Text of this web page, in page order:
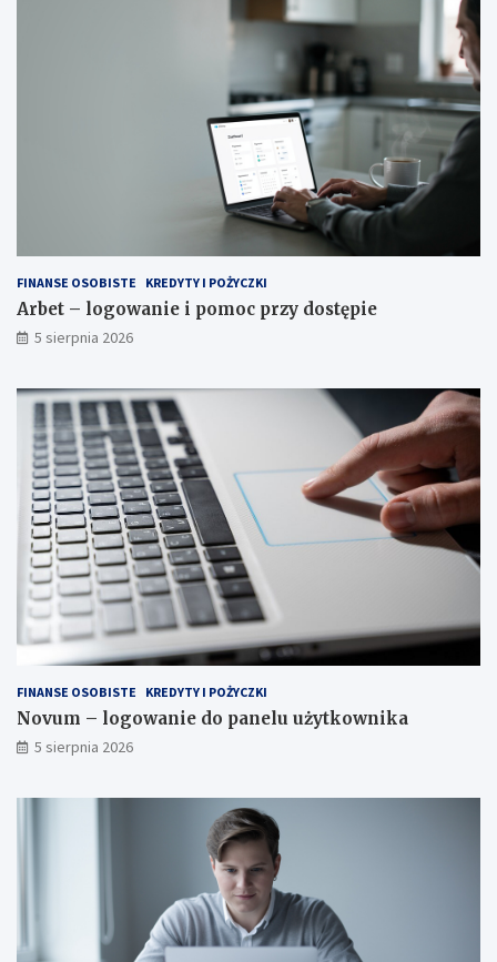
FINANSE OSOBISTE KREDYTY I POŻYCZKI
Arbet – logowanie i pomoc przy dostępie
5 sierpnia 2026
FINANSE OSOBISTE KREDYTY I POŻYCZKI
Novum – logowanie do panelu użytkownika
5 sierpnia 2026